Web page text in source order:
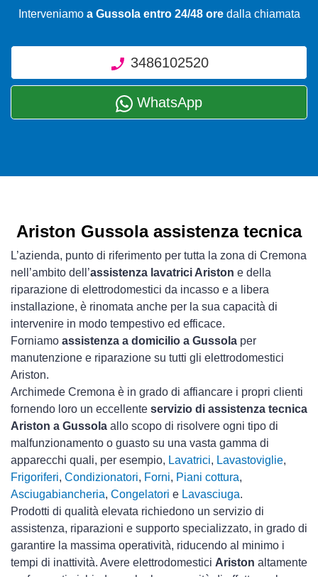
Interveniamo a Gussola entro 24/48 oredalla chiamata
3486102520
WhatsApp
Ariston Gussola assistenza tecnica
L’azienda, punto di riferimento per tutta la zona di Cremona
nell’ambito dell’assistenza lavatrici Ariston e della
riparazione di elettrodomestici da incasso e a libera
installazione, è rinomata anche per la sua capacità di
intervenire in modo tempestivo ed efficace.
Forniamo assistenza a domicilio a Gussola per
manutenzione e riparazione su tutti gli elettrodomestici
Ariston.
Archimede Cremona è in grado di affiancare i propri clienti
fornendo loro un eccellente servizio di assistenza tecnica
Ariston a Gussola allo scopo di risolvere ogni tipo di
malfunzionamento o guasto su una vasta gamma di
apparecchi quali, per esempio, Lavatrici, Lavastoviglie,
Frigoriferi, Condizionatori, Forni, Piani cottura,
Asciugabiancheria, Congelatori e Lavasciuga.
Prodotti di qualità elevata richiedono un servizio di
assistenza, riparazioni e supporto specializzato, in grado di
garantire la massima operatività, riducendo al minimo i
tempi di inattività. Avere elettrodomestici Ariston altamente